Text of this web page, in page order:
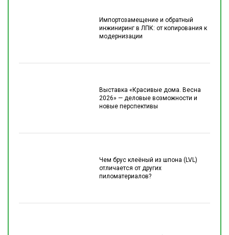
Импортозамещение и обратный
инжиниринг в ЛПК: от копирования к
модернизации
Выставка «Красивые дома. Весна
2026» — деловые возможности и
новые перспективы
Чем брус клеёный из шпона (LVL)
отличается от других
пиломатериалов?